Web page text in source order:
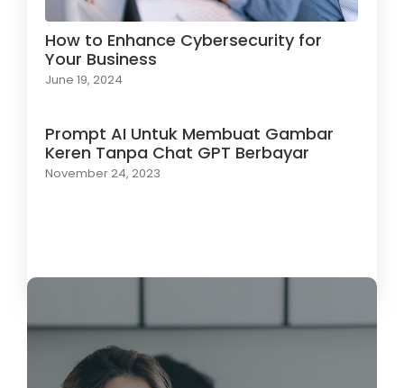
How to Enhance Cybersecurity for
Your Business
June 19, 2024
Prompt AI Untuk Membuat Gambar
Keren Tanpa Chat GPT Berbayar
November 24, 2023